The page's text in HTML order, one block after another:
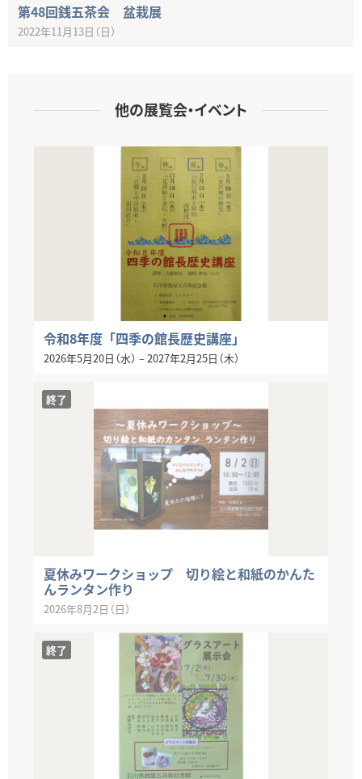
第48回銭五茶会 盆栽展
2022年11月13日（日）
他の展覧会・イベント
令和8年度「四季の館長歴史講座」
2026年5月20日（水） –2027年2月25日（木）
終了
夏休みワークショップ 切り絵と和紙のかんた
んランタン作り
2026年8月2日（日）
終了